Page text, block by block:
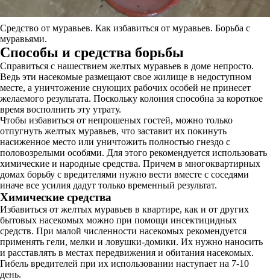
Средство от муравьев. Как избавиться от муравьев. Борьба с
муравьями.
Способы и средства борьбы
Справиться с нашествием желтых муравьев в доме непросто.
Ведь эти насекомые размещают свое жилище в недоступном
месте, а уничтожение снующих рабочих особей не принесет
желаемого результата. Поскольку колония способна за короткое
время восполнить эту утрату.
Чтобы избавиться от непрошеных гостей, можно только
отпугнуть желтых муравьев, что заставит их покинуть
насиженное место или уничтожить полностью гнездо с
половозрелыми особями. Для этого рекомендуется использовать
химические и народные средства. Причем в многоквартирных
домах борьбу с вредителями нужно вести вместе с соседями
иначе все усилия дадут только временный результат.
Химические средства
Избавиться от желтых муравьев в квартире, как и от других
бытовых насекомых можно при помощи инсектицидных
средств. При малой численности насекомых рекомендуется
применять гели, мелки и ловушки-домики. Их нужно наносить
и расставлять в местах передвижения и обитания насекомых.
Гибель вредителей при их использовании наступает на 7-10
день.